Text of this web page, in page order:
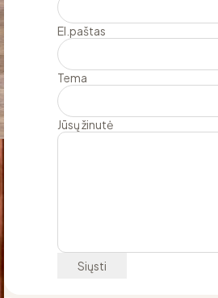
El.paštas
Tema
Jūsų žinutė